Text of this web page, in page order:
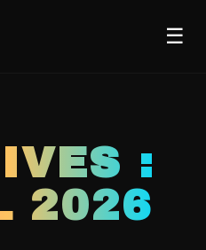
☰
:
2026